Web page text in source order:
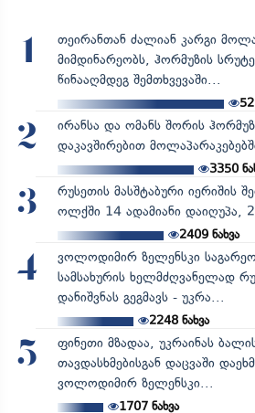
1
თეირანთან ძალიან კარგი
მიმდინარეობს, ჰორმუზის
წინააღმდეგ შემთხვევაში...
2
ირანსა და ომანს შორის
დაკავშირებით
3350
3
რუსეთის მასშტაბური იერიშის
ოლქში 14 ადამიანი დაიღუპა,
2409ნახვა
4
ვოლოდიმირ ზელენსკი
სამსახურის ხელმძღვანელად
დანიშვნას გეგმავს - უკრა...
2248ნახვა
5
ფინეთი მზადაა, უკრაინას
თავდასხმებისგან დაცვაში
ვოლოდიმირ ზელენსკი...
1707ნახვა